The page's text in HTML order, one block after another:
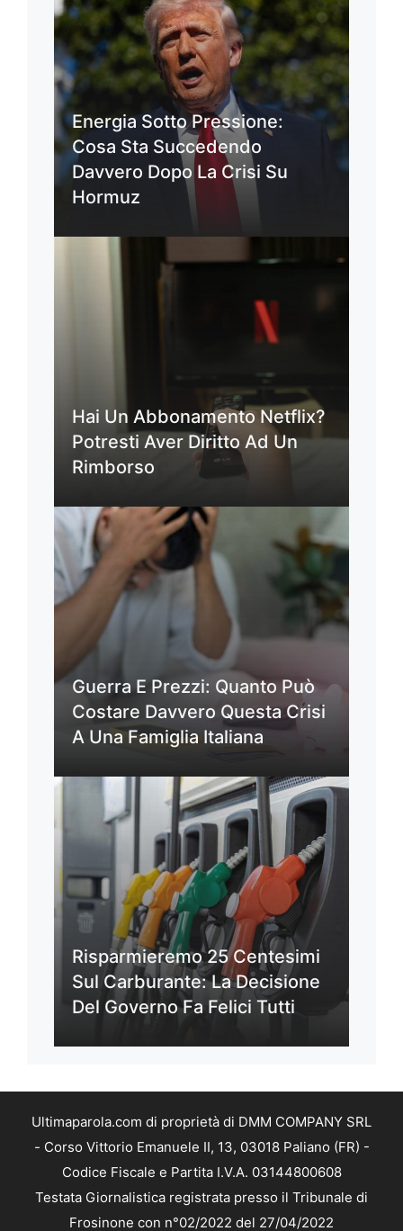
Energia Sotto Pressione:
Cosa Sta Succedendo
Davvero Dopo La Crisi Su
Hormuz
Hai Un Abbonamento Netflix?
Potresti Aver Diritto Ad Un
Rimborso
Guerra E Prezzi: Quanto Può
Costare Davvero Questa Crisi
A Una Famiglia Italiana
Risparmieremo 25 Centesimi
Sul Carburante: La Decisione
Del Governo Fa Felici Tutti
Ultimaparola.com di proprietà di DMM COMPANY SRL
- Corso Vittorio Emanuele II, 13, 03018 Paliano (FR) -
Codice Fiscale e Partita I.V.A. 03144800608
Testata Giornalistica registrata presso il Tribunale di
Frosinone con n°02/2022 del 27/04/2022